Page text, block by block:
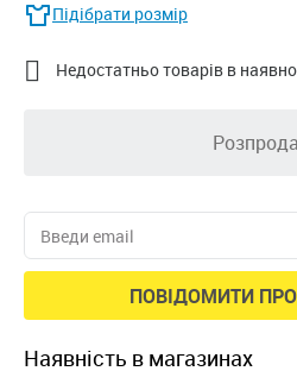
Підібрати розмір
 Недостатньо товарів в
ПОВІДОМИТИ
наявність в магазинах